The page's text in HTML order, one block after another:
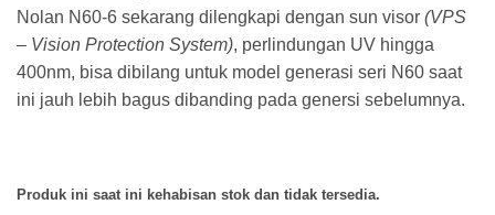
Nolan N60-6 sekarang dilengkapi dengan sun visor (VPS
– Vision Protection System), perlindungan UV hingga
400nm, bisa dibilang untuk model generasi seri N60 saat
ini jauh lebih bagus dibanding pada genersi sebelumnya.
Produk ini saat ini kehabisan stok dan tidak tersedia.